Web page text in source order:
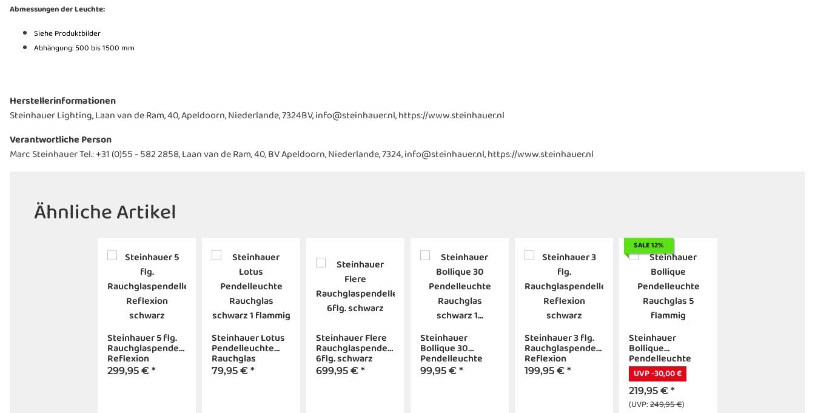
Abmessungen der Leuchte:
Siehe Produktbilder
Abhängung: 500 bis 1500 mm
Herstellerinformationen
Steinhauer Lighting, Laan van de Ram, 40, Apeldoorn, Niederlande, 7324BV, info@steinhauer.nl, https://www.steinhauer.nl
Verantwortliche Person
Marc Steinhauer Tel.: +31 (0)55 - 582 2858, Laan van de Ram, 40, BV Apeldoorn, Niederlande, 7324, info@steinhauer.nl, https://www.steinhauer.nl
Ähnliche Artikel
Steinhauer 5 flg.
Rauchglaspendelleuchte
Reflexion
schwarz
299,95 € *
Steinhauer Lotus
Pendelleuchte
Rauchglas
schwarz 1 flammig
79,95 € *
Steinhauer Flere
Rauchglaspendelleuchte
6flg. schwarz
699,95 € *
Steinhauer
Bollique 30
Pendelleuchte
Rauchglas
schwarz 1 flammig
99,95 € *
Steinhauer 3 flg.
Rauchglaspendelleuchte
Reflexion
schwarz
199,95 € *
SALE 12%
Steinhauer
Bollique
Pendelleuchte
Rauchglas 5
flammig
UVP -30,00 €
219,95 € *
(UVP:249,95 €)